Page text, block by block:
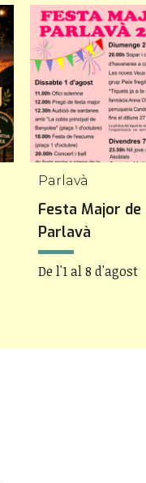
Parlavà
Festa Major de
Parlavà
De l'1 al 8 d'agost